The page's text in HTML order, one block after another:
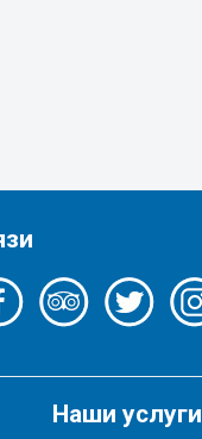
Наши услуги